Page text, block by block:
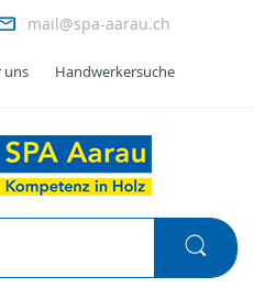
mail@spa-aarau.ch
uns Handwerkersuche